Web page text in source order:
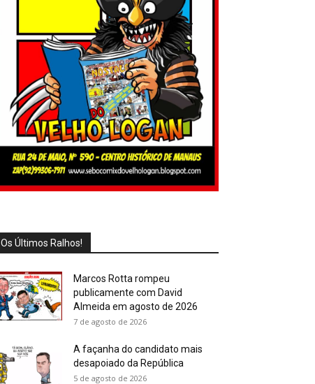
Os Últimos Ralhos!
Marcos Rotta rompeu
publicamente com David
Almeida em agosto de 2026
7 de agosto de 2026
A façanha do candidato mais
desapoiado da República
5 de agosto de 2026